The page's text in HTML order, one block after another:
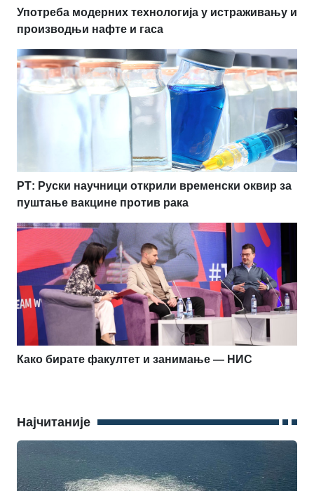
Употреба модерних технологија у истраживању и
производњи нафте и гаса
РТ: Руски научници открили временски оквир за
пуштање вакцине против рака
Како бирате факултет и занимање — НИС
Најчитаније